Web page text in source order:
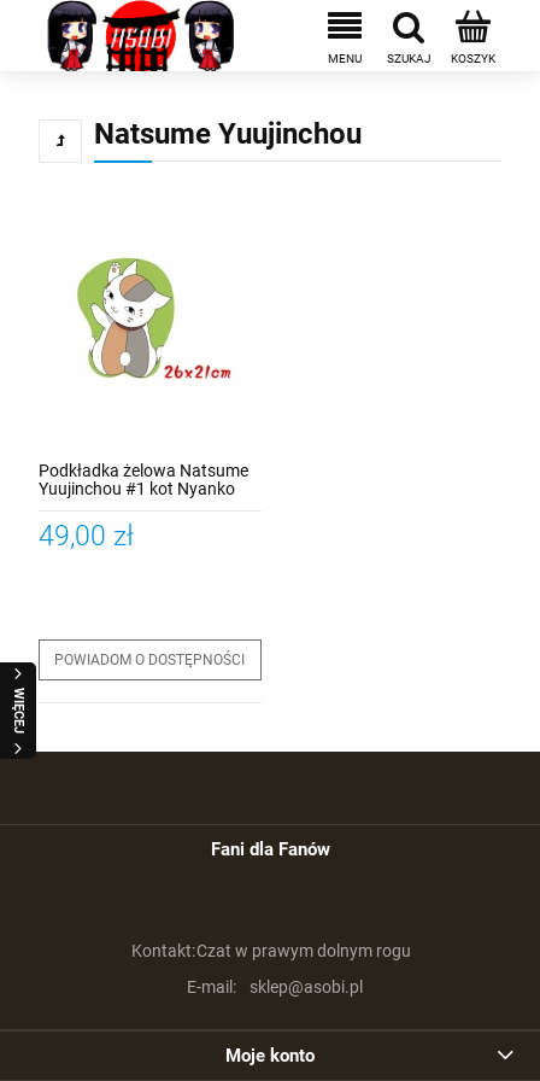
WIĘCEJ
Natsume Yuujinchou
Podkładka żelowa Natsume
Yuujinchou #1 kot Nyanko
Sensei
49,00 zł
POWIADOM O DOSTĘPNOŚCI
Fani dla Fanów
Kontakt:Czat w prawym dolnym rogu
E-mail:
sklep@asobi.pl
Moje konto